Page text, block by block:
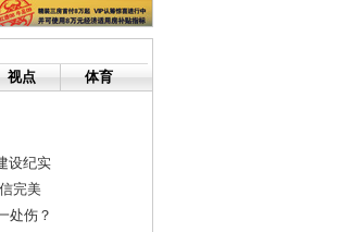
视点 体育
设纪实
完美
处伤？